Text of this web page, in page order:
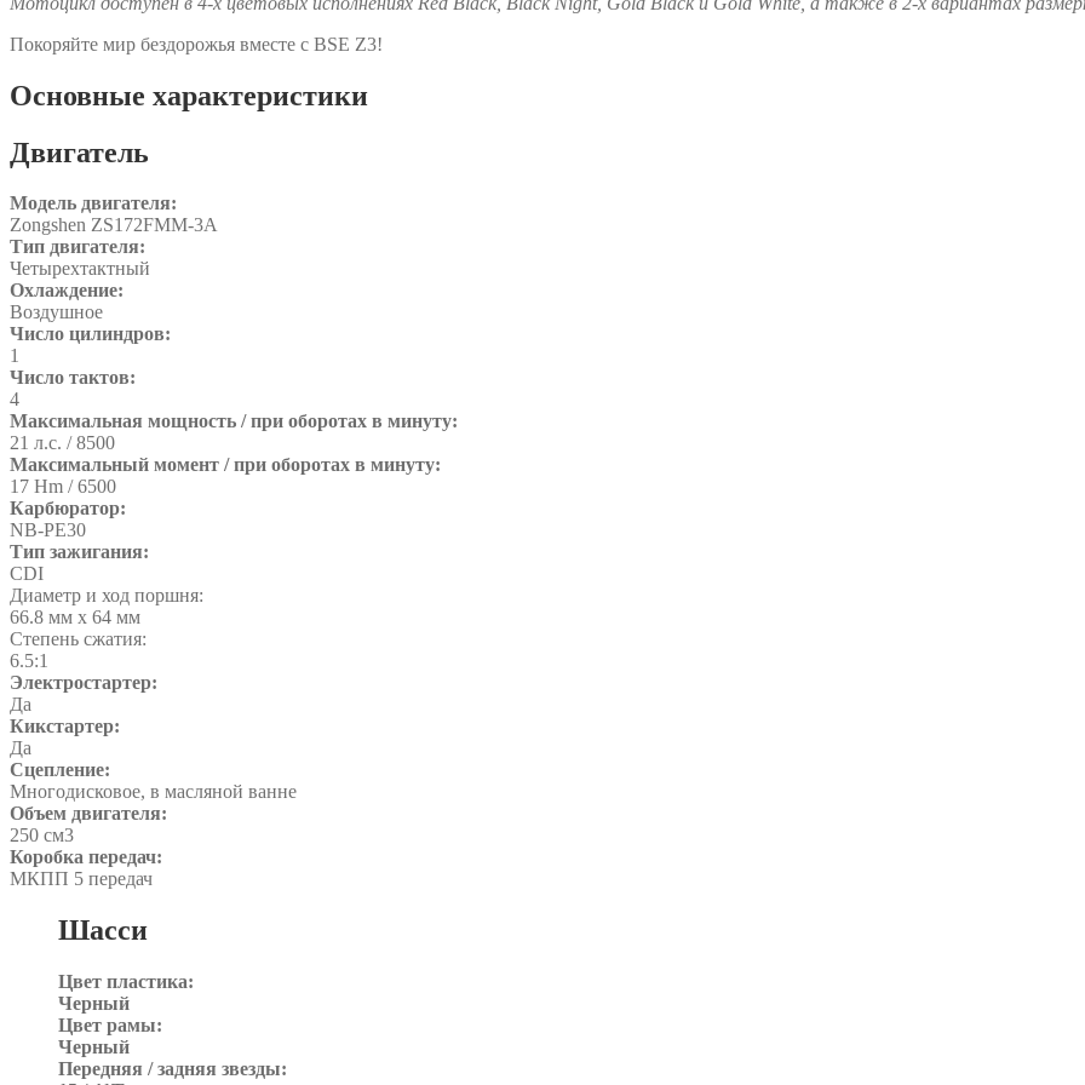
Покоряйте мир бездорожья вместе с BSE Z3!
Основные характеристики
Двигатель
Модель двигателя:
Zongshen ZS172FMM-3A
Тип двигателя:
Четырехтактный
Охлаждение:
Воздушное
Число цилиндров:
1
Число тактов:
4
Максимальная мощность / при оборотах в минуту:
21 л.с. / 8500
Максимальный момент / при оборотах в минуту:
17 Hm / 6500
Карбюратор:
NB-PE30
Тип зажигания:
CDI
Диаметр и ход поршня:
66.8 мм x 64 мм
Степень сжатия:
6.5:1
Электростартер:
Да
Кикстартер:
Да
Сцепление:
Многодисковое, в масляной ванне
Объем двигателя:
250 см3
Коробка передач:
МКПП 5 передач
Шасси
Цвет пластика:
Черный
Цвет рамы:
Черный
Передняя / задняя звезды: